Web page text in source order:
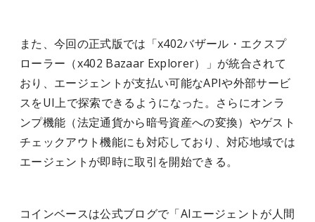
また、今回の正式版では「x402バザール・エクスプ
ローラー（x402 Bazaar Explorer）」が統合されて
おり、エージェントが支払い可能なAPIや外部サービ
スをUI上で探索できるようになった。さらにオンラ
ンプ機能（法定通貨から暗号資産への変換）やゲスト
チェックアウト機能にも対応しており、対応地域では
エージェントが即時に取引を開始できる。
コインベースは公式ブログで「AIエージェントが人間